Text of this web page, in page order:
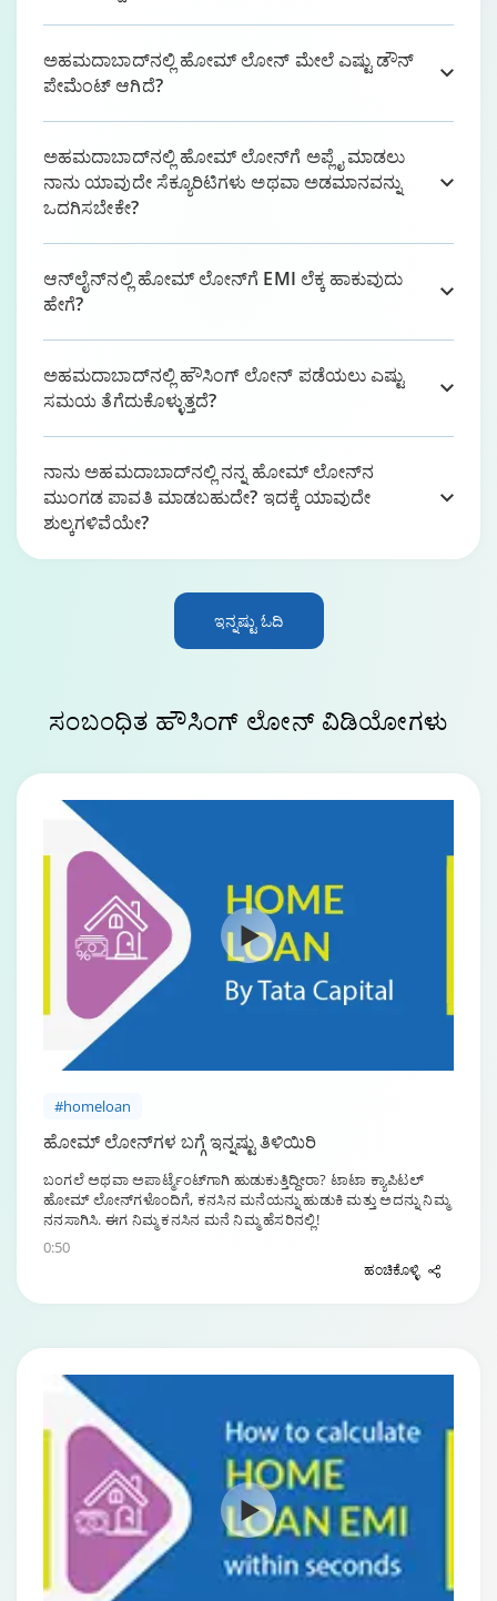
ಅಹಮದಾಬಾದ್‌ನಲ್ಲಿ ಹೋಮ್ ಲೋನ್ ಮೇಲೆ ಎಷ್ಟು ಡೌನ್
ಪೇಮೆಂಟ್ ಆಗಿದೆ?
ಅಹಮದಾಬಾದ್‌ನಲ್ಲಿ ಹೋಮ್ ಲೋನ್‌ಗೆ ಅಪ್ಲೈ ಮಾಡಲು
ನಾನು ಯಾವುದೇ ಸೆಕ್ಯೂರಿಟಿಗಳು ಅಥವಾ ಅಡಮಾನವನ್ನು
ಒದಗಿಸಬೇಕೇ?
ಆನ್‌ಲೈನ್‌ನಲ್ಲಿ ಹೋಮ್ ಲೋನ್‌ಗೆ EMI ಲೆಕ್ಕ ಹಾಕುವುದು
ಹೇಗೆ?
ಅಹಮದಾಬಾದ್‌ನಲ್ಲಿ ಹೌಸಿಂಗ್ ಲೋನ್ ಪಡೆಯಲು ಎಷ್ಟು
ಸಮಯ ತೆಗೆದುಕೊಳ್ಳುತ್ತದೆ?
ನಾನು ಅಹಮದಾಬಾದ್‌ನಲ್ಲಿ ನನ್ನ ಹೋಮ್ ಲೋನ್‌ನ
ಮುಂಗಡ ಪಾವತಿ ಮಾಡಬಹುದೇ? ಇದಕ್ಕೆ ಯಾವುದೇ
ಶುಲ್ಕಗಳಿವೆಯೇ?
ಇನ್ನಷ್ಟು ಓದಿ
ಸಂಬಂಧಿತ ಹೌಸಿಂಗ್ ಲೋನ್ ವಿಡಿಯೋಗಳು
#homeloan
ಹೋಮ್ ಲೋನ್‌ಗಳ ಬಗ್ಗೆ ಇನ್ನಷ್ಟು ತಿಳಿಯಿರಿ
ಬಂಗಲೆ ಅಥವಾ ಅಪಾರ್ಟ್ಮೆಂಟ್‌ಗಾಗಿ ಹುಡುಕುತ್ತಿದ್ದೀರಾ? ಟಾಟಾ ಕ್ಯಾಪಿಟಲ್
ಹೋಮ್ ಲೋನ್‌ಗಳೊಂದಿಗೆ, ಕನಸಿನ ಮನೆಯನ್ನು ಹುಡುಕಿ ಮತ್ತು ಅದನ್ನು ನಿಮ್ಮ
ನನಸಾಗಿಸಿ. ಈಗ ನಿಮ್ಮ ಕನಸಿನ ಮನೆ ನಿಮ್ಮ ಹೆಸರಿನಲ್ಲಿ!
0:50
ಹಂಚಿಕೊಳ್ಳಿ